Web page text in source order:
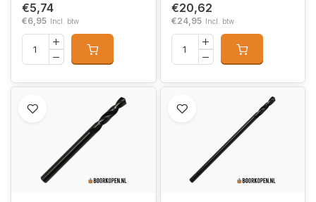
€5,74
€6,95 Incl. btw
€20,62
€24,95 Incl. btw